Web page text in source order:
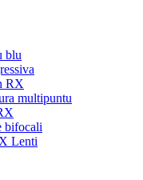
blu
RX
multipuntu
bifocali
Lenti